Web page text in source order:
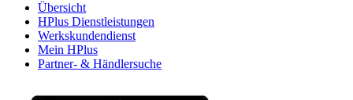
Übersicht
HPlus Dienstleistungen
Werkskundendienst
Mein HPlus
Partner- & Händlersuche